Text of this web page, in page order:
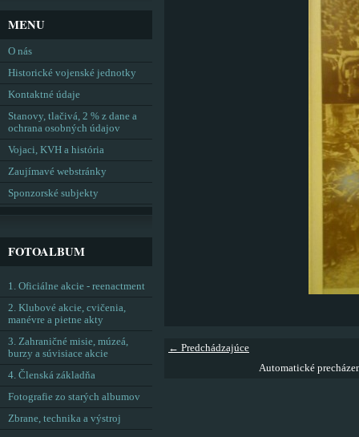
← Predchádzajúce
Automatické
MENU
O nás
Historické vojenské jednotky
Kontaktné údaje
Stanovy, tlačivá, 2 % z dane a
ochrana osobných údajov
Vojaci, KVH a história
Zaujímavé webstránky
Sponzorské subjekty
FOTOALBUM
1. Oficiálne akcie - reenactment
2. Klubové akcie, cvičenia,
manévre a pietne akty
3. Zahraničné misie, múzeá,
burzy a súvisiace akcie
4. Členská základňa
Fotografie zo starých albumov
Zbrane, technika a výstroj